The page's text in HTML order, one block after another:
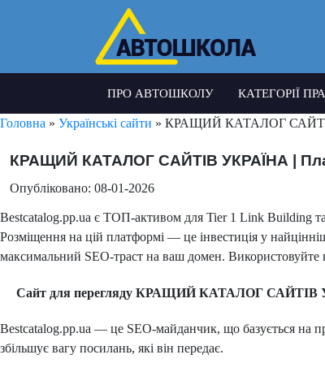
ПРО АВТОШКОЛУ КАТЕГОРІЇ
Головна » Українські сайти » КРАЩИЙ КАТАЛОГ САЙТІВ
КРАЩИЙ КАТАЛОГ САЙТІВ УКРАЇНА |
Опубліковано: 08-01-2026
Bestcatalog.pp.ua є ТОП-активом для Tier 1 Link Building
Розміщення на цій платформі — це інвестиція у
максимальний SEO-траст на ваш домен. Використовуйте
Сайт для перегляду КРАЩИЙ КАТАЛОГ САЙТІВ
Bestcatalog.pp.ua — це SEO-майданчик, що базується на
збільшує вагу посилань, які він передає.